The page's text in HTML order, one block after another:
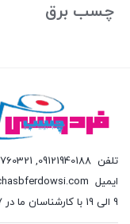
چسب برق
تلفن 09121940188
,
ایمیل
9 الی 19 با کارشناسان ما در 7 روز هفته در تماس باشید.